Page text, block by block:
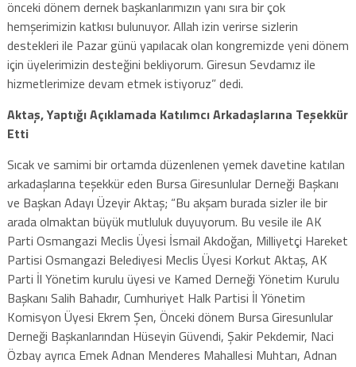
önceki dönem dernek başkanlarımızın yanı sıra bir çok
hemşerimizin katkısı bulunuyor. Allah izin verirse sizlerin
destekleri ile Pazar günü yapılacak olan kongremizde yeni dönem
için üyelerimizin desteğini bekliyorum. Giresun Sevdamız ile
hizmetlerimize devam etmek istiyoruz” dedi.
Aktaş, Yaptığı Açıklamada Katılımcı Arkadaşlarına Teşekkür
Etti
Sıcak ve samimi bir ortamda düzenlenen yemek davetine katılan
arkadaşlarına teşekkür eden Bursa Giresunlular Derneği Başkanı
ve Başkan Adayı Üzeyir Aktaş; “Bu akşam burada sizler ile bir
arada olmaktan büyük mutluluk duyuyorum. Bu vesile ile AK
Parti Osmangazi Meclis Üyesi İsmail Akdoğan, Milliyetçi Hareket
Partisi Osmangazi Belediyesi Meclis Üyesi Korkut Aktaş, AK
Parti İl Yönetim kurulu üyesi ve Kamed Derneği Yönetim Kurulu
Başkanı Salih Bahadır, Cumhuriyet Halk Partisi İl Yönetim
Komisyon Üyesi Ekrem Şen, Önceki dönem Bursa Giresunlular
Derneği Başkanlarından Hüseyin Güvendi, Şakir Pekdemir, Naci
Özbay ayrıca Emek Adnan Menderes Mahallesi Muhtarı, Adnan